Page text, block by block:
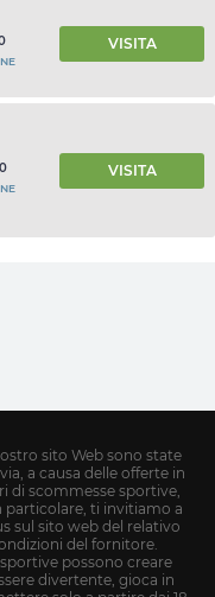
VISITA
VISITA
sito Web sono state
a causa delle offerte in
di scommesse sportive,
particolare, ti invitiamo a
sul sito web del relativo
del fornitore.
possono creare
divertente, gioca in